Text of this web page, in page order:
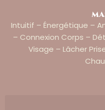
Intuitif – Énergétique –
– Connexion Corps –
Visage – Lâcher